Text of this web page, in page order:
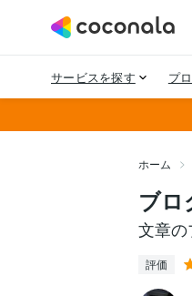
ホーム
ブロ
文章
評価